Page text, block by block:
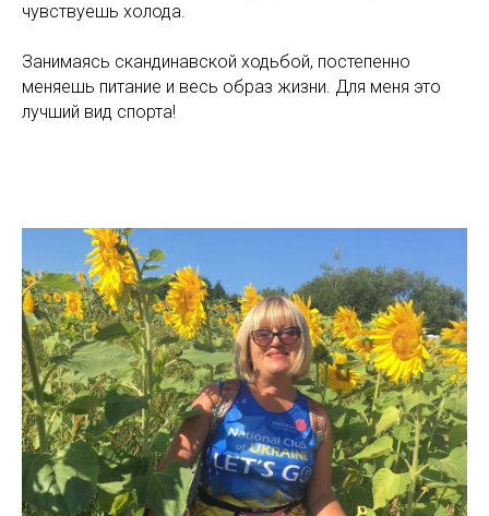
чувствуешь холода.
Занимаясь скандинавской ходьбой, постепенно
меняешь питание и весь образ жизни. Для меня это
лучший вид спорта!